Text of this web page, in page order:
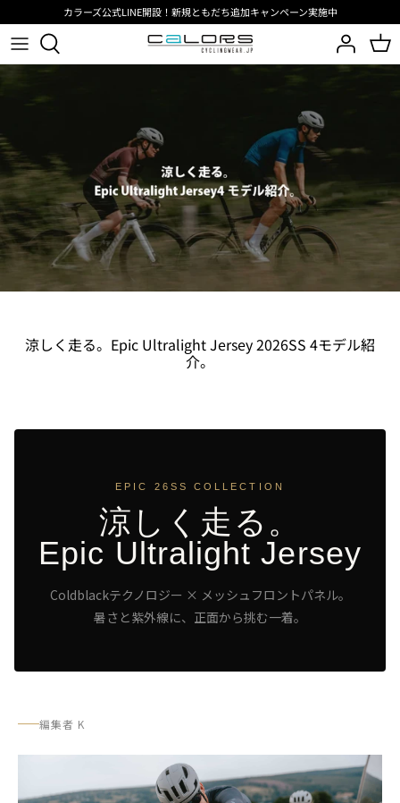
ン
テ
ン
動
カラーズ公式LINE開設！新規ともだち追加キャンペーン実施中
サイクリングウェア
シーズン
スポーツ
サイクリングウェア
インタークーラーコレクション
JAPAN LIMITED
BIORACER 26SS
PISSEI 26SS
RIDE BIBSHORTS
RIDE AEROSUIT
UAE Team Emirates XRG
Groupama FDJ United
Belgian cycling
BIORACER
ビオレーサーメディア
ンタークーラー
Speedwear AeroLite Road Race Suit
涼しく走る。Epic Ultralight Jersey 2026SS 4モデル紹
介。
EPIC 26SS COLLECTION
涼しく走る。
Epic Ultralight Jersey
Coldblackテクノロジー × メッシュフロントパネル。
暑さと紫外線に、正面から挑む一着。
編集者 K